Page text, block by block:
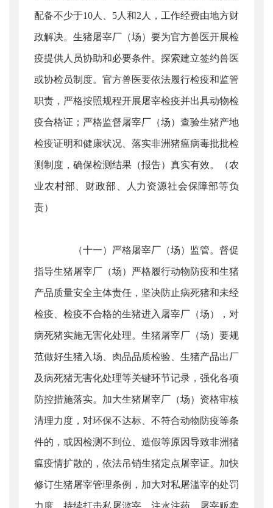
配备不少于10人、5人和2人，工作经费由地方财
政解决。生猪屠宰厂（场）要为官方兽医开展检
疫提供人员协助和必要条件。探索建立签约兽医
或协检员制度。官方兽医要依法履行检疫和监管
职责，严格按照规程开展屠宰检疫并出具动物检
疫合格证；严格监督屠宰厂（场）查验生猪产地
检疫证明和健康状况、落实非洲猪瘟病毒批批检
测制度，确保检测结果（报告）真实有效。（农
业农村部、财政部、人力资源社会保障部等负
责）
（十一）严格屠宰厂（场）监管。督促
指导生猪屠宰厂（场）严格履行动物防疫和生猪
产品质量安全主体责任，坚决防止病死猪和未经
检疫、检疫不合格的生猪进入屠宰厂（场），对
病死猪实施无害化处理。生猪屠宰厂（场）要规
范做好生猪入场、肉品品质检验、生猪产品出厂
及病死猪无害化处理等关键环节记录，强化各项
防控措施落实。加大生猪屠宰厂（场）资格审核
清理力度，对环保不达标、不符合动物防疫等条
件的，或因检测不到位、造假等原因导致非洲猪
瘟疫情扩散的，依法吊销生猪定点屠宰证。加快
修订生猪屠宰管理条例，加大对私屠滥宰的处罚
力度。持续打击私屠滥宰、注水注药、屠宰贩卖